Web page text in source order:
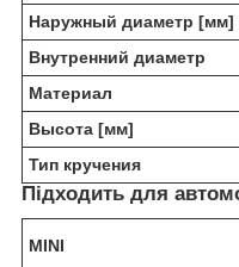
Наружный диаметр [мм]
Внутренний диаметр
Материал
Высота [мм]
Тип кручения
Підходить для
MINI